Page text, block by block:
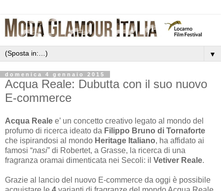
▼
domenica 4 gennaio 2015
Acqua Reale: Dubutta con il suo nuovo
E-commerce
Acqua Reale e’ un concetto creativo legato al mondo del
profumo di ricerca ideato da Filippo Bruno di Tornaforte
che ispirandosi al mondo Heritage Italiano, ha affidato ai
famosi “nasi” di Robertet, a Grasse, la ricerca di una
fragranza oramai dimenticata nei Secoli: il Vetiver Reale.
Grazie al lancio del nuovo E-commerce da oggi è possibile